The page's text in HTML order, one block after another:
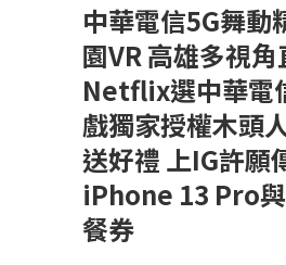
中華電信5G舞動
園VR 高雄多視角
Netflix選中華電
戲獨家授權木頭
送好禮 上IG許
iPhone 13 Pro
餐券